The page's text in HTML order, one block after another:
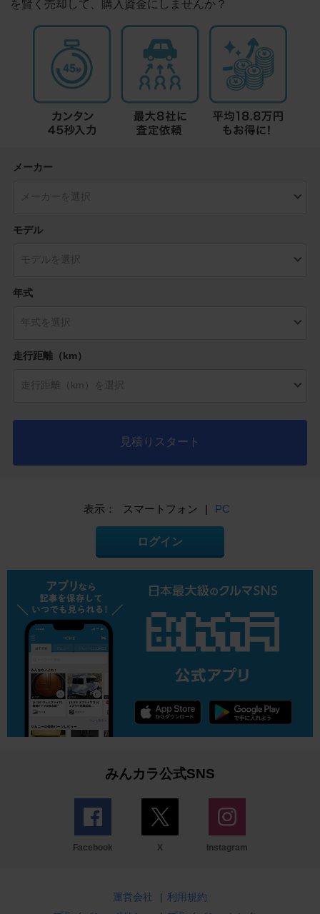
を賢く売却して、購入資金にしませんか？
メーカー
モデル
年式
走行距離（km）
見積りスタート
表示： スマートフォン | PC
ログイン
みんカラ公式SNS
Facebook X Instagram
運営会社 | 利用規約